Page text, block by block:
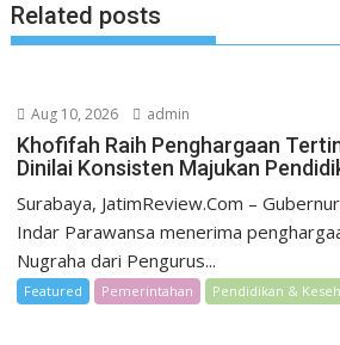
Related posts
Aug 10, 2026 admin
Khofifah Raih Penghargaan
Dinilai Konsisten Majukan
Surabaya, JatimReview.Com –
Indar Parawansa menerima
Nugraha dari Pengurus...
Featured Pemerintahan Pendidikan &